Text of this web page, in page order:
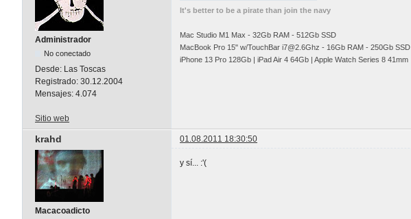
Administrador
No conectado
Desde: Las Toscas
Registrado: 30.12.2004
Mensajes: 4.074
It's better to be a pirate than join the navy
Mac Studio M1 Max - 32Gb RAM - 512Gb SSD
MacBook Pro 15" w/TouchBar i7@2.6Ghz - 16Gb RAM - 250Gb SSD
iPhone 13 Pro 128Gb | iPad Air 4 64Gb | Apple Watch Series 8 41mm
Sitio web
krahd 01.08.2011 18:30:50
Macacoadicto
y sí... :'(